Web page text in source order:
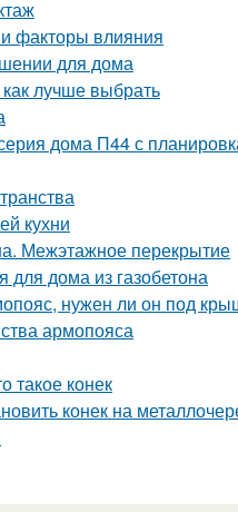
факторы влияния
для дома
лучше выбрать
дома П44 с
кухни
Межэтажное перекрытие
для дома из газобетона
нужен ли он под
армопояса
такое конек
конек на